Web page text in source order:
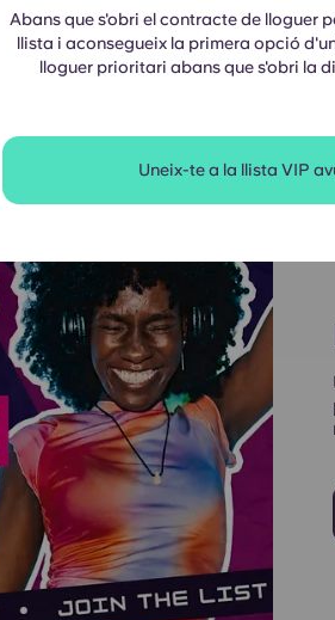
Abans que s'obri el contracte de lloguer
llista i aconsegueix la primera opció
lloguer prioritari abans que s'obri la
Uneix-te a la llista VIP